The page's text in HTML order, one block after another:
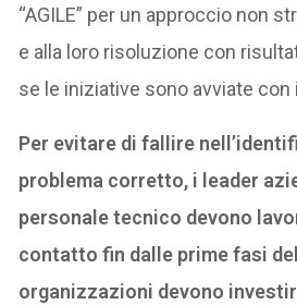
“AGILE” per un approccio non
e alla loro risoluzione con
se le iniziative sono avviate con
Per evitare di fallire
problema corretto, i leader
personale tecnico devono
contatto fin dalle prime fasi
organizzazioni devono